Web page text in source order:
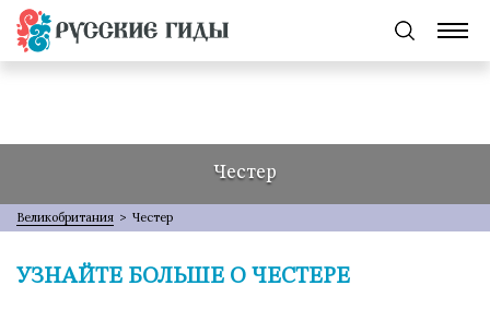
Честер
Великобритания > Честер
УЗНАЙТЕ БОЛЬШЕ О ЧЕСТЕРЕ